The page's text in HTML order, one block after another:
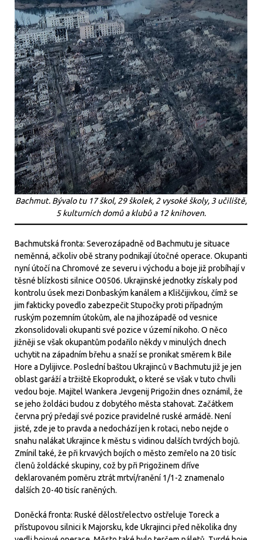
Bachmut. Bývalo tu 17 škol, 29 školek, 2 vysoké školy, 3 učiliště,
5 kulturních domů a klubů a 12 knihoven.
Bachmutská fronta: Severozápadně od Bachmutu je situace
neměnná, ačkoliv obě strany podnikají útočné operace. Okupanti
nyní útočí na Chromové ze severu i východu a boje již probíhají v
těsné blízkosti silnice O0506. Ukrajinské jednotky získaly pod
kontrolu úsek mezi Donbaským kanálem a Kliščijivkou, čímž se
jim fakticky povedlo zabezpečit Stupočky proti případným
ruským pozemním útokům, ale na jihozápadě od vesnice
zkonsolidovali okupanti své pozice v území nikoho. O něco
jižněji se však okupantům podařilo někdy v minulých dnech
uchytit na západním břehu a snaží se pronikat směrem k Bile
Hore a Dylijivce. Poslední baštou Ukrajinců v Bachmutu již je jen
oblast garáží a tržiště Ekoprodukt, o které se však v tuto chvíli
vedou boje. Majitel Wankera Jevgenij Prigožin dnes oznámil, že
se jeho žoldáci budou z dobytého města stahovat. Začátkem
června prý předají své pozice pravidelné ruské armádě. Není
jisté, zde je to pravda a nedochází jen k rotaci, nebo nejde o
snahu nalákat Ukrajince k městu s vidinou dalších tvrdých bojů.
Zmínil také, že při krvavých bojích o město zemřelo na 20 tisíc
členů žoldácké skupiny, což by při Prigožinem dříve
deklarovaném poměru ztrát mrtví/ranění 1/1-2 znamenalo
dalších 20-40 tisíc raněných.
Doněcká fronta: Ruské dělostřelectvo ostřeluje Toreck a
přístupovou silnici k Majorsku, kde Ukrajinci před několika dny